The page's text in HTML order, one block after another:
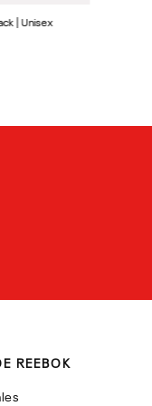
| Unisex
REEBOK